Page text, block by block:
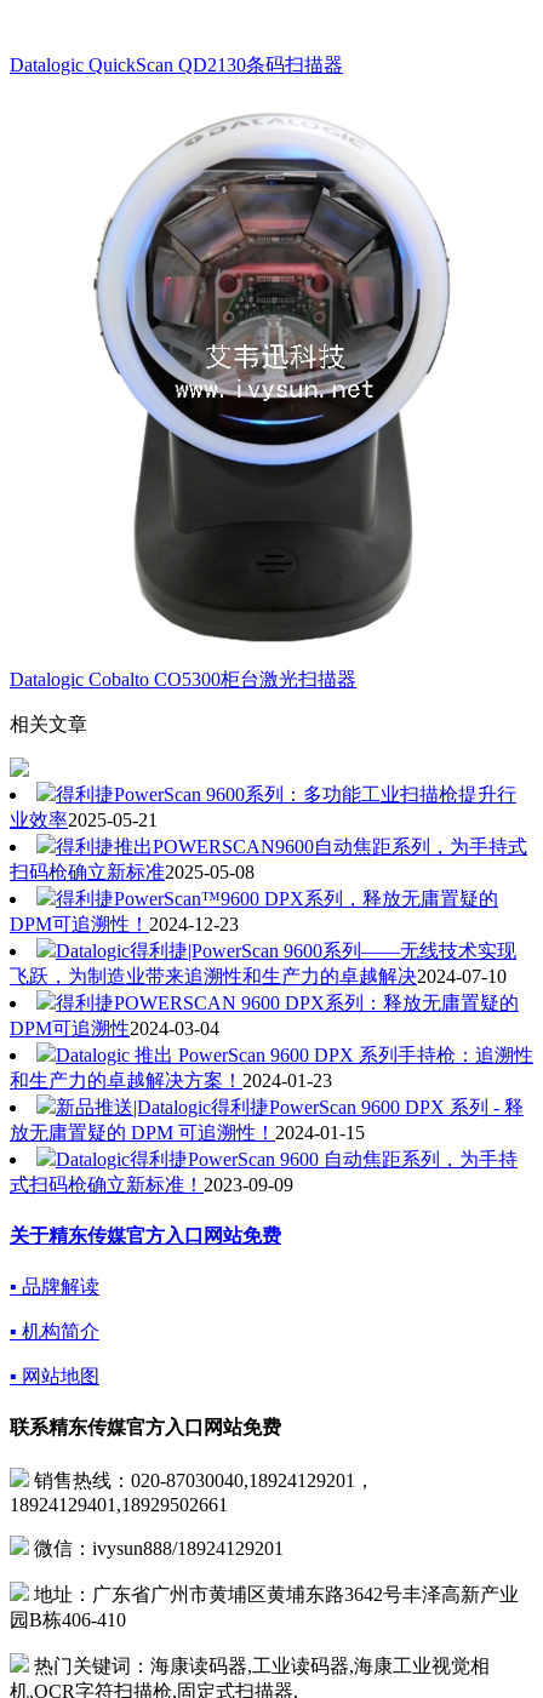
Datalogic QuickScan QD2130条码扫描器
Datalogic Cobalto CO5300柜台激光扫描器
相关文章
得利捷PowerScan 9600系列：多功能工业扫描枪提升行
业效率2025-05-21
得利捷推出POWERSCAN9600自动焦距系列，为手持式
扫码枪确立新标准2025-05-08
得利捷PowerScan™9600 DPX系列，释放无庸置疑的
DPM可追溯性！ 2024-12-23
Datalogic得利捷|PowerScan 9600系列——无线技术实现
飞跃，为制造业带来追溯性和生产力的卓越解决2024-07-10
得利捷POWERSCAN 9600 DPX系列：释放无庸置疑的
DPM可追溯性2024-03-04
Datalogic 推出 PowerScan 9600 DPX 系列手持枪：追溯性
和生产力的卓越解决方案！ 2024-01-23
新品推送|Datalogic得利捷PowerScan 9600 DPX 系列 - 释
放无庸置疑的 DPM 可追溯性！ 2024-01-15
Datalogic得利捷PowerScan 9600 自动焦距系列，为手持
式扫码枪确立新标准！ 2023-09-09
关于精东传媒官方入口网站免费
▪ 品牌解读
▪ 机构简介
▪ 网站地图
联系精东传媒官方入口网站免费
销售热线：020-87030040,18924129201，
18924129401,18929502661
微信：ivysun888/18924129201
地址：广东省广州市黄埔区黄埔东路3642号丰泽高新产业
园B栋406-410
热门关键词：海康读码器,工业读码器,海康工业视觉相
机,OCR字符扫描枪,固定式扫描器,